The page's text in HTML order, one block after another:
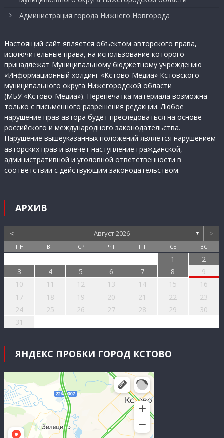
Администрация города Нижнего Новгорода
Настоящий сайт является объектом авторского права,
исключительные права, на использование которого
принадлежат Муниципальному бюджетному учреждению
«Информационный холдинг «Кстово-Медиа» Кстовского
муниципального округа Нижегородской области
(МБУ «Кстово-Медиа»). Перепечатка материала возможна
только с письменного разрешения редакции. Любое
нарушение прав автора будет преследоваться на основе
российского и международного законодательства.
Нарушение вышеуказанных положений является нарушением
авторских прав и влечет наступление гражданской,
административной и уголовной ответственности в
соответствии с действующим законодательством.
АРХИВ
< Август 2026 ▼ >
ПН ВТ СР ЧТ ПТ СБ ВС
1
2
3
4 5 6 7 8
9
10
11 12 13 14 15
16
17
18 19 20 21 22
23
24
25 26 27 28 29
30
31
ЯНДЕКС ПРОБКИ ГОРОД КСТОВО